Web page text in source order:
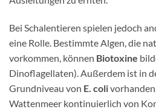
Bei Schalentieren spielen jedoch
eine Rolle. Bestimmte Algen, die
vorkommen, können Biotoxine
Dinoflagellaten). Außerdem ist in
Grundniveau von E. coli
Wattenmeer kontinuierlich von